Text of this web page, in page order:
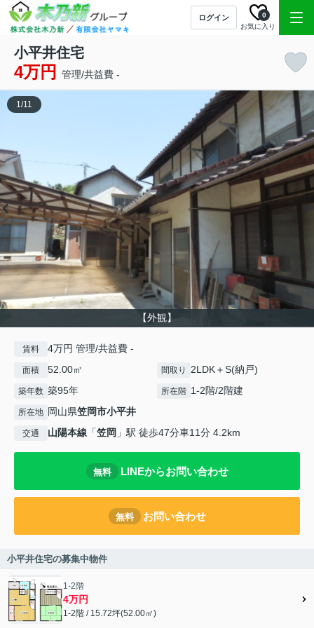
ログイン
お気に入り
0
小平井住宅
4万円 管理/共益費 -
【外観】
1/11
賃料 4万円 管理/共益費 -
面積 52.00㎡ 間取り 2LDK＋S(納戸)
築年数 築95年 所在階 1-2階/2階建
所在地 岡山県笠岡市小平井
交通 山陽本線 「笠岡 」駅 徒歩47分車11分 4.2km
無料 LINEからお問い合わせ
無料 お問い合わせ
小平井住宅の募集中物件
1-2階
4万円
1-2階 / 15.72坪(52.00㎡)